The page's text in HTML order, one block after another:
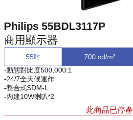
Philips 55BDL3117P
商用顯示器
55吋 700 cd/m²
-動態對比度500,000:1
-24/7全天候運作
-整合式SDM-L
-內建10W喇叭*2
此商品已停產